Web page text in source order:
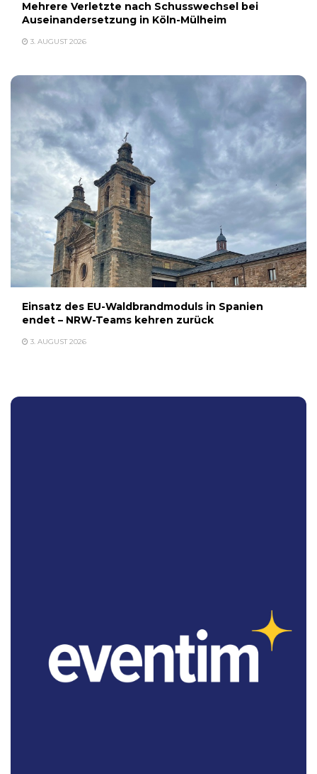
Mehrere Verletzte nach Schusswechsel bei
Auseinandersetzung in Köln-Mülheim
3. AUGUST 2026
Einsatz des EU-Waldbrandmoduls in Spanien
endet – NRW-Teams kehren zurück
3. AUGUST 2026